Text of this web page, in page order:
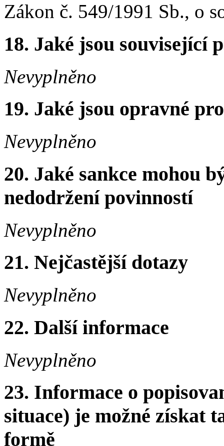
Zákon č. 549/1991 Sb., o
18. Jaké jsou související
Nevyplněno
19. Jaké jsou opravné
Nevyplněno
20. Jaké sankce mohou
nedodržení povinností
Nevyplněno
21. Nejčastější dotazy
Nevyplněno
22. Další informace
Nevyplněno
23. Informace o
situace) je možné získat
formě